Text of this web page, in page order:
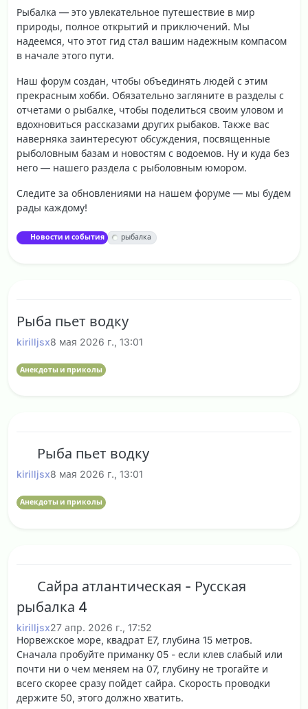
Рыбалка — это увлекательное путешествие в мир
природы, полное открытий и приключений. Мы
надеемся, что этот гид стал вашим надежным компасом
в начале этого пути.
Наш форум создан, чтобы объединять людей с этим
прекрасным хобби. Обязательно загляните в разделы с
отчетами о рыбалке, чтобы поделиться своим уловом и
вдохновиться рассказами других рыбаков. Также вас
наверняка заинтересуют обсуждения, посвященные
рыболовным базам и новостям с водоемов. Ну и куда без
него — нашего раздела с рыболовным юмором.
Следите за обновлениями на нашем форуме — мы будем
рады каждому!
Новости и события рыбалка
Рыба пьет водку
kirilljsx8 мая 2026 г., 13:01
Анекдоты и приколы
Рыба пьет водку
kirilljsx8 мая 2026 г., 13:01
Анекдоты и приколы
Сайра атлантическая - Русская
рыбалка 4
kirilljsx27 апр. 2026 г., 17:52
Норвежское море, квадрат E7, глубина 15 метров.
Сначала пробуйте приманку 05 - если клев слабый или
почти ни о чем меняем на 07, глубину не трогайте и
всего скорее сразу пойдет сайра. Скорость проводки
держите 50, этого должно хватить.